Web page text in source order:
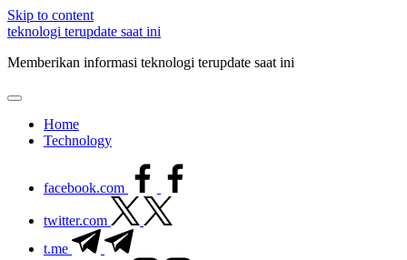
Skip to content
teknologi terupdate saat ini
Memberikan informasi teknologi terupdate saat ini
Home
Technology
facebook.com
twitter.com
t.me